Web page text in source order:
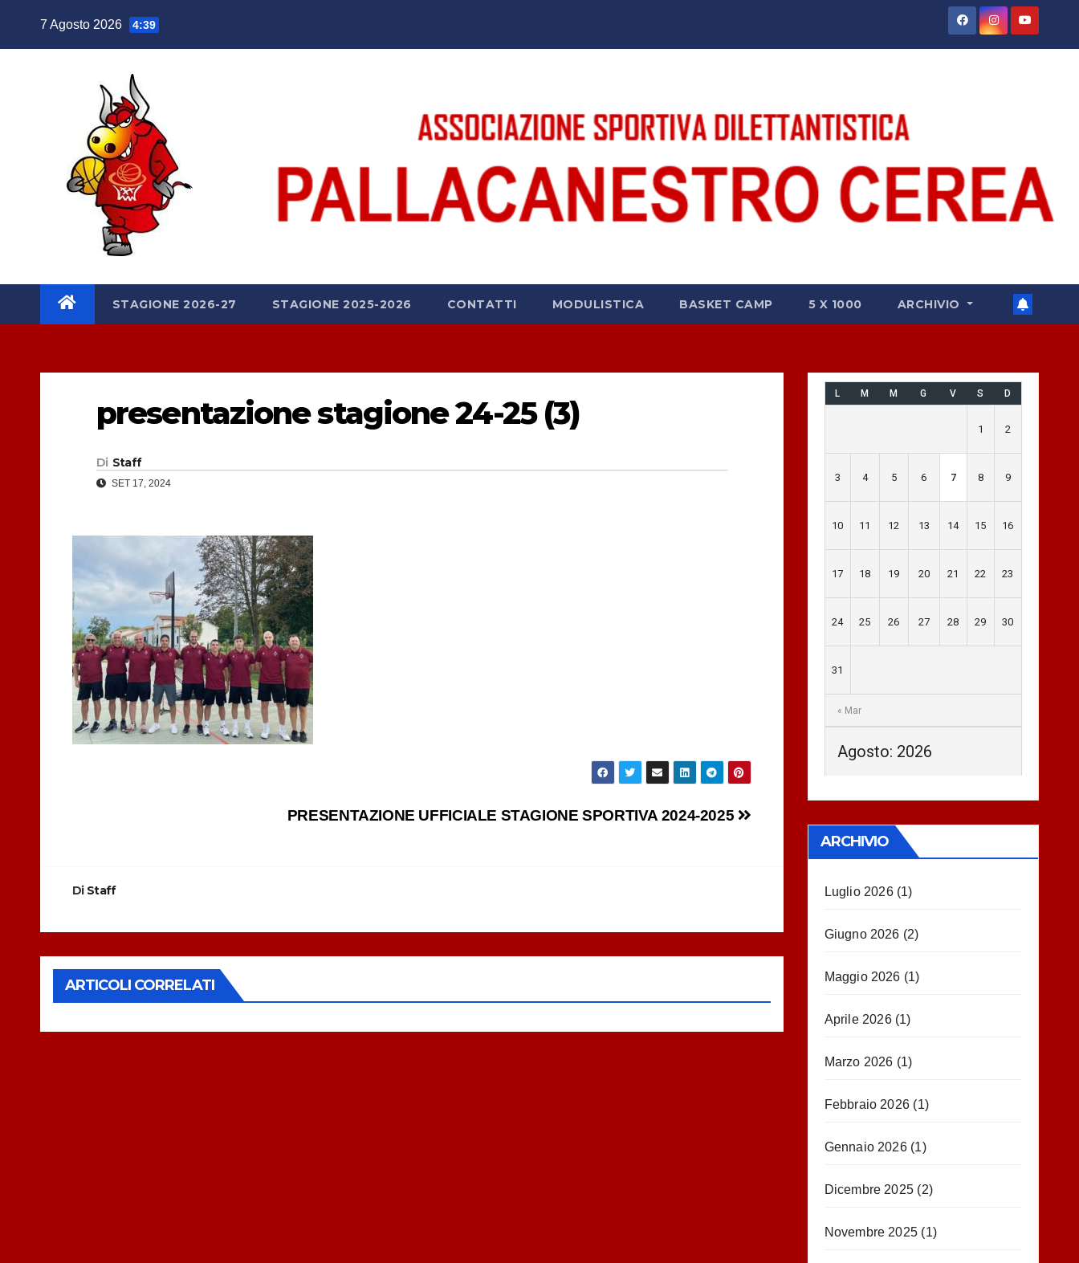
7 Agosto 2026 4:39
STAGIONE 2026-27 STAGIONE 2025-2026 CONTATTI MODULISTICA BASKET CAMP 5 X 1000 ARCHIVIO
presentazione stagione 24-25 (3)
Di Staff
SET 17, 2024
PRESENTAZIONE UFFICIALE STAGIONE SPORTIVA 2024-2025
Di Staff
ARTICOLI CORRELATI
Agosto: 2026
L M M G V S D
« Mar
1 2
3 4 5 6 7 8 9
10 11 12 13 14 15 16
17 18 19 20 21 22 23
24 25 26 27 28 29 30
31
ARCHIVIO
Luglio 2026(1)
Giugno 2026 (2)
Maggio 2026 (1)
Aprile 2026(1)
Marzo 2026 (1)
Febbraio 2026 (1)
Gennaio 2026(1)
Dicembre 2025 (2)
Novembre 2025 (1)